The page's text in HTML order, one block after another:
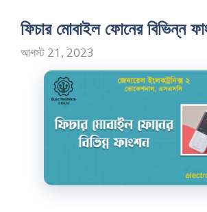
ফিচার মোবাইল ফোনের বিভিন্ন
আগস্ট 21, 2023